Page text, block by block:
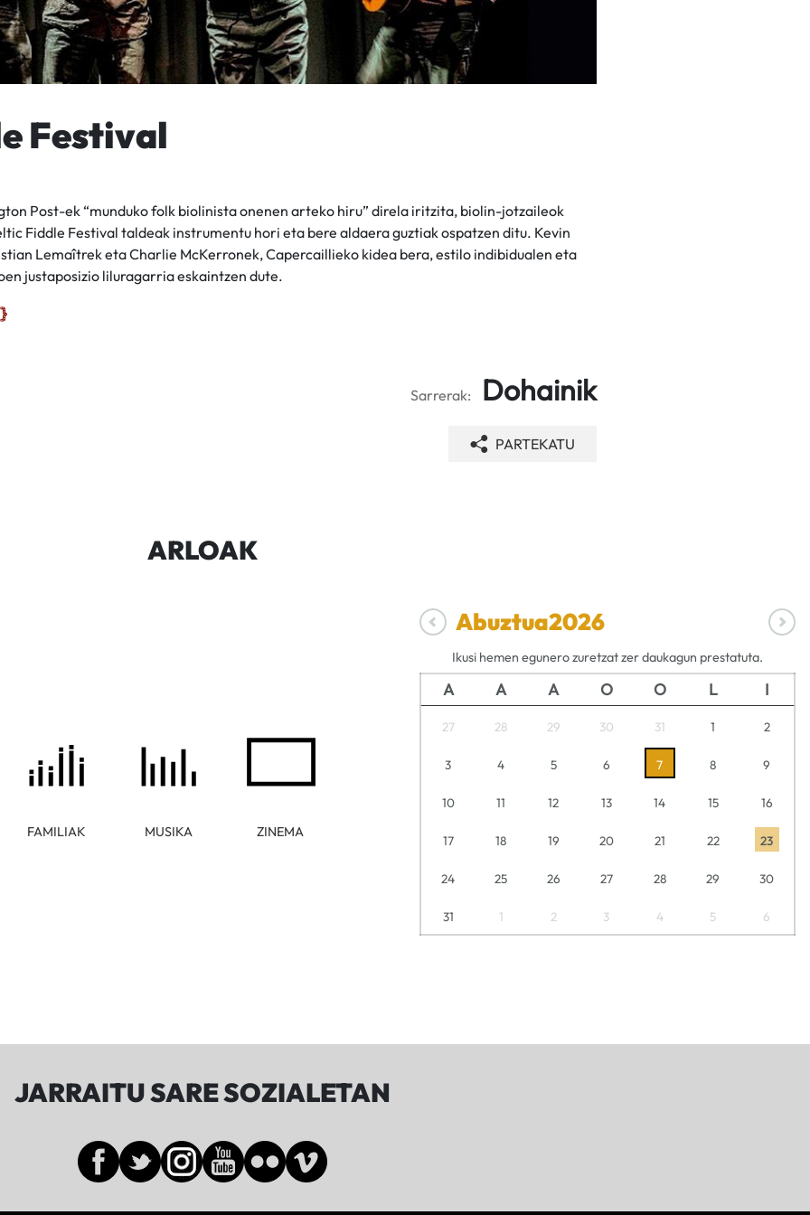
Festival
Post-ek “munduko folk biolinista onenen arteko hiru” direla iritzita, biolin-jotzaileok
Fiddle Festival taldeak instrumentu hori eta bere aldaera guztiak ospatzen ditu. Kevin
Lemaîtrek eta Charlie McKerronek, Capercaillieko kidea bera, estilo indibidualen eta
justaposizio liluragarria eskaintzen dute.
Sarrerak: Dohainik
PARTEKATU
ARLOAK
FAMILIAK MUSIKA ZINEMA
Abuztua2026
Ikusi hemen egunero zuretzat zer daukagun prestatuta.
A A A O O L I
27 28 29 30 31 1 2
3 4 5 6 7 8 9
10 11 12 13 14 15 16
17 18 19 20 21 22 23
24 25 26 27 28 29 30
31 1 2 3 4 5 6
JARRAITU SARE SOZIALETAN